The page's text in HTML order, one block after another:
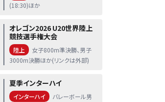
(18:30)ほか
オレゴン2026 U20世界陸上
競技選手権大会
陸上
女子800m準決勝、男子
3000m決勝ほか(リンクは外部)
夏季インターハイ
インターハイ
バレーボール男